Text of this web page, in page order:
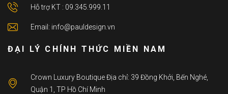
Hỗ trợ KT : 09.345.999.11
Email: info@pauldesign.vn
ĐẠI LÝ CHÍNH THỨC MIỀN NAM
Crown Luxury Boutique Địa chỉ: 39 Đồng Khởi, Bến Nghé,
Quận 1, TP Hồ Chí Minh